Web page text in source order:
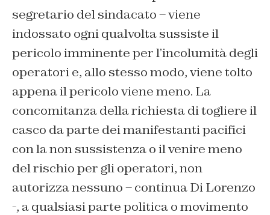
segretario del sindacato – viene
indossato ogni qualvolta sussiste il
pericolo imminente per l’incolumità degli
operatori e, allo stesso modo, viene tolto
appena il pericolo viene meno. La
concomitanza della richiesta di togliere il
casco da parte dei manifestanti pacifici
con la non sussistenza o il venire meno
del rischio per gli operatori, non
autorizza nessuno – continua Di Lorenzo
-, a qualsiasi parte politica o movimento